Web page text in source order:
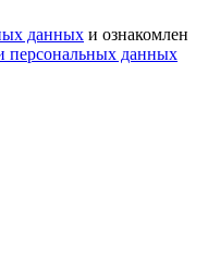
данных и ознакомлен
персональных данных